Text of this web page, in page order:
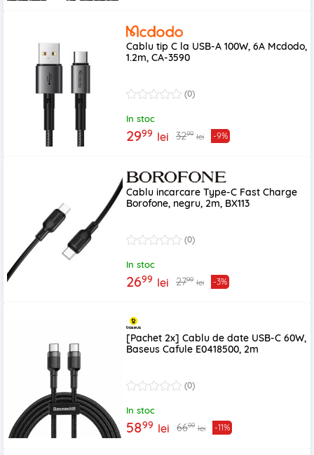
Cablu tip C la USB-A 100W, 6A Mcdodo,
1.2m, CA-3590
(0)
In stoc
2999 lei 3299 lei -9%
Cablu incarcare Type-C Fast Charge
Borofone, negru, 2m, BX113
(0)
In stoc
2699 lei 2799 lei -3%
[Pachet 2x] Cablu de date USB-C 60W,
Baseus Cafule E0418500, 2m
(0)
In stoc
5899 lei 6699 lei -11%